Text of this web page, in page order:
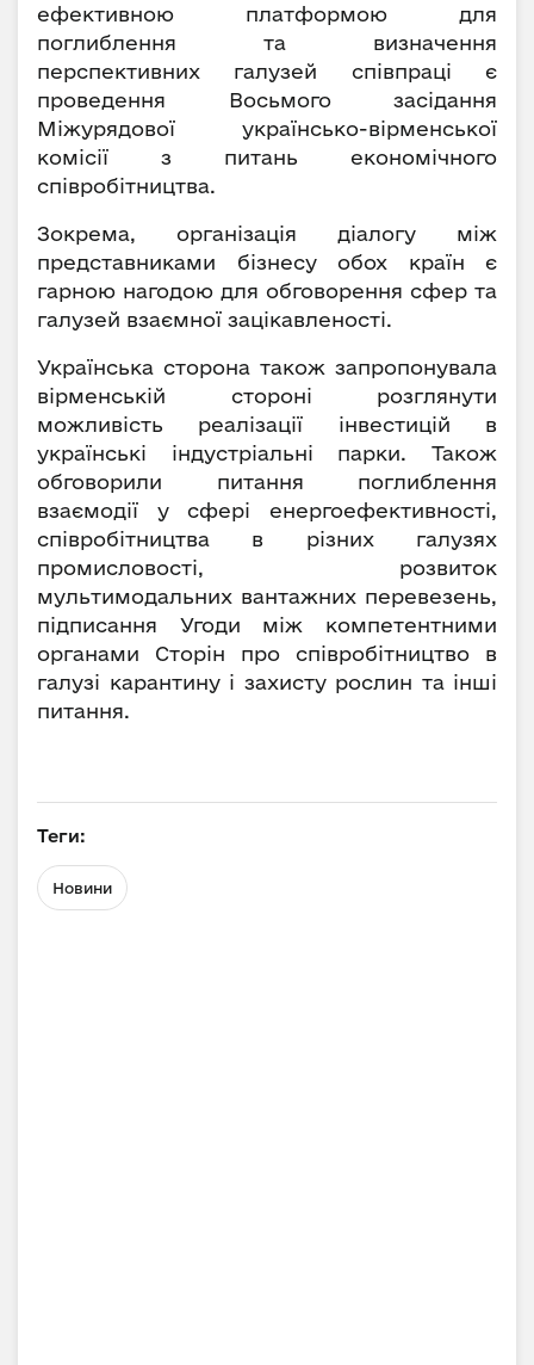
ефективною платформою для
поглиблення та визначення
перспективних галузей співпраці є
проведення Восьмого засідання
Міжурядової українсько-вірменської
комісії з питань економічного
співробітництва.
Зокрема, організація діалогу між
представниками бізнесу обох країн є
гарною нагодою для обговорення сфер та
галузей взаємної зацікавленості.
Українська сторона також запропонувала
вірменській стороні розглянути
можливість реалізації інвестицій в
українські індустріальні парки. Також
обговорили питання поглиблення
взаємодії у сфері енергоефективності,
співробітництва в різних галузях
промисловості, розвиток
мультимодальних вантажних перевезень,
підписання Угоди між компетентними
органами Сторін про співробітництво в
галузі карантину і захисту рослин та інші
питання.
Теги:
Новини